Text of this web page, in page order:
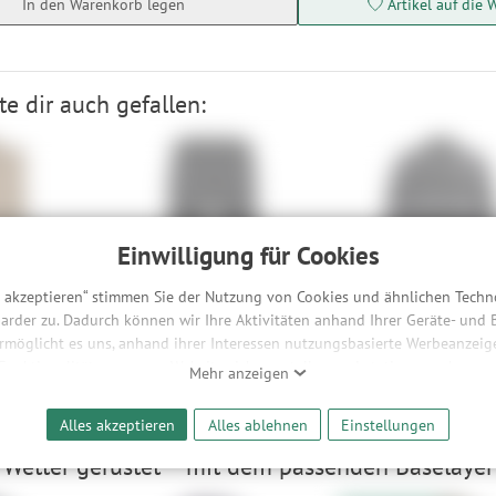
Einwilligung für Cookies
stimmen Sie der Nutzung von Cookies und ähnlichen
zu. Dadurch können wir Ihre Aktivitäten anhand Ihrer Geräte- und
es uns, anhand ihrer Interessen nutzungsbasierte
unserer Website sicherzustellen und stetig zu
Inhalten und der Durchführung von statistischer Analyse,
und nutzungsbasierter Werbung. Informationen zu den einzelnen
nicht erforderlich und gilt, bis sie widerrufen wird. Sie können Ihre
Mehr anzeigen
Alles akzeptieren Alles ablehnen Einstellungen
dir auch gefallen:
€ -51%
Maloja DinaraM.
XS, S
66,90 € -50%
Maloja AblancaM.
S
44,90 €
gerüstet – mit dem passenden